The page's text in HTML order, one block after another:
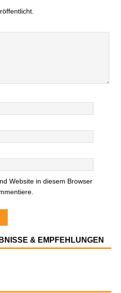
Website in diesem Browser
& EMPFEHLUNGEN